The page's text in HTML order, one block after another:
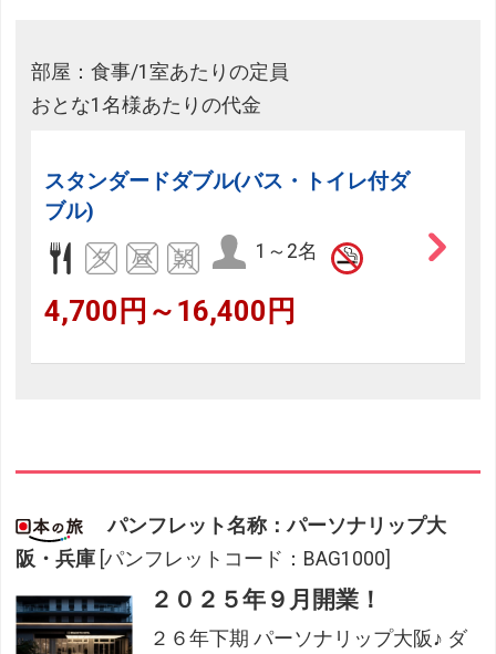
部屋：食事/1室あたりの定員
おとな1名様あたりの代金
スタンダードダブル(バス・トイレ付ダ
ブル)
1～2名
4,700円～16,400円
パンフレット名称：パーソナリップ大
阪・兵庫 [パンフレットコード：BAG1000]
２０２５年９月開業！
２６年下期 パーソナリップ大阪♪ ダ
いて
フリーセレクションをご利用いただけない商品
JR回数券類、ギフト券、外国通貨、直接契約型宿泊プラン、土
産品、旅行積立商品、当社が指定した商品が利用できません。